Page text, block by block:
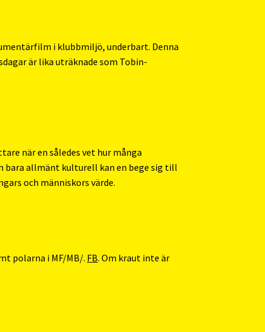
i klubbmiljö, underbart. Denna
är lika uträknade som Tobin-
när en således vet hur många
bara allmänt kulturell kan en bege sig till
och människors värde.
polarna i MF/MB/. FB. Om kraut inte är